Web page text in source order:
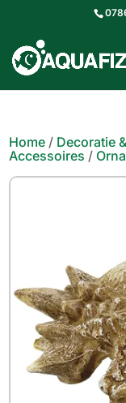
Home / Decoratie &
Accessoires /